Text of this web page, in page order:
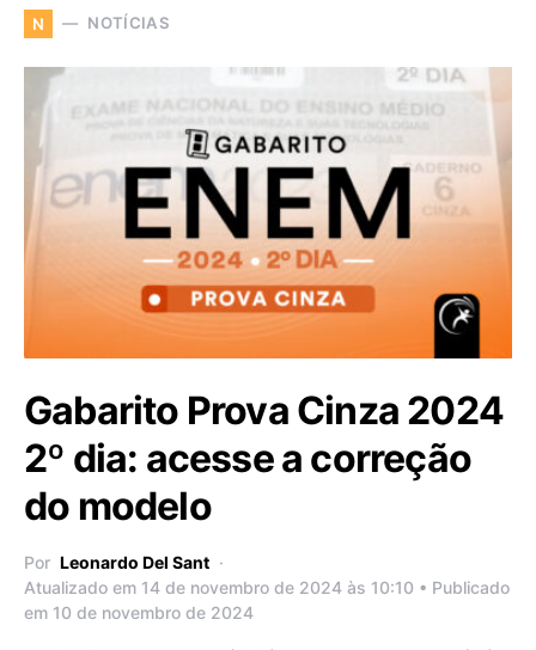
N NOTÍCIAS
Gabarito Prova Cinza 2024
2º dia: acesse a correção
do modelo
Por Leonardo Del Sant
Atualizado em 14 de novembro de 2024 às 10:10 • Publicado
em 10 de novembro de 2024